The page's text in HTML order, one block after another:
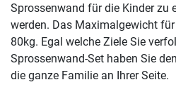
Sprossenwand für die Kinder zu
werden. Das Maximalgewicht
80kg. Egal welche Ziele Sie
Sprossenwand-Set haben Sie
die ganze Familie an Ihrer Seite.